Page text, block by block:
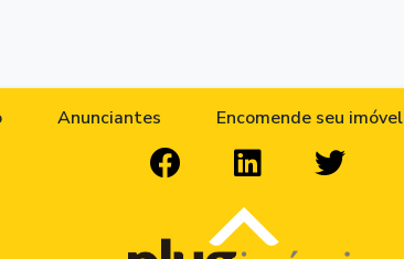
Anunciantes Encomende seu imóvel